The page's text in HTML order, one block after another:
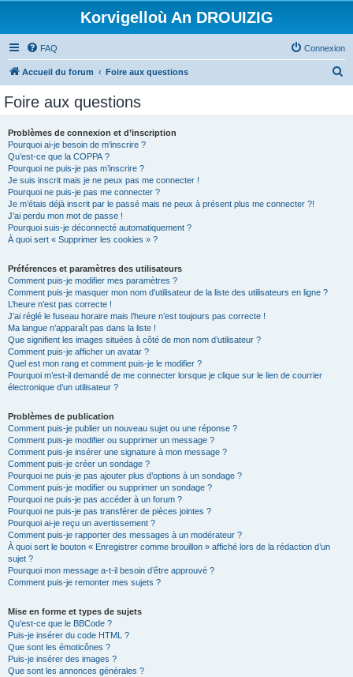
Korvigelloù An DROUIZIG
FAQ Connexion
Accueil du forum Foire aux questions
Foire aux questions
Problèmes de connexion et d’inscription
Pourquoi ai-je besoin de m’inscrire ?
Qu’est-ce que la COPPA ?
Pourquoi ne puis-je pas m’inscrire ?
Je suis inscrit mais je ne peux pas me connecter !
Pourquoi ne puis-je pas me connecter ?
Je m’étais déjà inscrit par le passé mais ne peux à présent plus me connecter ?!
J’ai perdu mon mot de passe !
Pourquoi suis-je déconnecté automatiquement ?
À quoi sert « Supprimer les cookies » ?
Préférences et paramètres des utilisateurs
Comment puis-je modifier mes paramètres ?
Comment puis-je masquer mon nom d’utilisateur de la liste des utilisateurs en ligne ?
L’heure n’est pas correcte !
J’ai réglé le fuseau horaire mais l’heure n’est toujours pas correcte !
Ma langue n’apparaît pas dans la liste !
Que signifient les images situées à côté de mon nom d’utilisateur ?
Comment puis-je afficher un avatar ?
Quel est mon rang et comment puis-je le modifier ?
Pourquoi m’est-il demandé de me connecter lorsque je clique sur le lien de courrier
électronique d’un utilisateur ?
Problèmes de publication
Comment puis-je publier un nouveau sujet ou une réponse ?
Comment puis-je modifier ou supprimer un message ?
Comment puis-je insérer une signature à mon message ?
Comment puis-je créer un sondage ?
Pourquoi ne puis-je pas ajouter plus d’options à un sondage ?
Comment puis-je modifier ou supprimer un sondage ?
Pourquoi ne puis-je pas accéder à un forum ?
Pourquoi ne puis-je pas transférer de pièces jointes ?
Pourquoi ai-je reçu un avertissement ?
Comment puis-je rapporter des messages à un modérateur ?
À quoi sert le bouton « Enregistrer comme brouillon » affiché lors de la rédaction d’un
sujet ?
Pourquoi mon message a-t-il besoin d’être approuvé ?
Comment puis-je remonter mes sujets ?
Mise en forme et types de sujets
Qu’est-ce que le BBCode ?
Puis-je insérer du code HTML ?
Que sont les émoticônes ?
Puis-je insérer des images ?
Que sont les annonces générales ?